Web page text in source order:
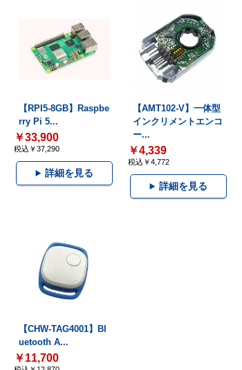
【RPI5-8GB】Raspbe
rry Pi 5...
￥33,900
税込￥37,290
詳細を見る
【AMT102-V】一体型
インクリメントエンコ
ー...
￥4,339
税込￥4,772
詳細を見る
【CHW-TAG4001】Bl
uetooth A...
￥11,700